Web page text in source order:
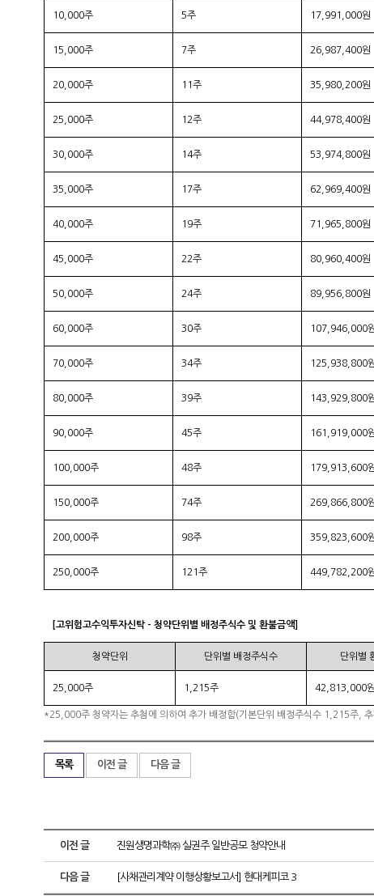
10,000주 5주 17,991,000원
15,000주 7주 26,987,400원
20,000주 11주 35,980,200원
25,000주 12주 44,978,400원
30,000주 14주 53,974,800원
35,000주 17주 62,969,400원
40,000주 19주 71,965,800원
45,000주 22주 80,960,400원
50,000주 24주 89,956,800원
60,000주 30주 107,946,000원
70,000주 34주 125,938,800원
80,000주 39주 143,929,800원
90,000주 45주 161,919,000원
100,000주 48주 179,913,600원
150,000주 74주 269,866,800원
200,000주 98주 359,823,600원
250,000주 121주 449,782,200원
[고위험고수익투자신탁 - 청약단위별 배정주식수 및 환불금액]
청약단위 단위별 배정주식수 단위별
25,000주 1,215주 42,813,000원
*25,000주 청약자는 추첨에 의하여 추가 배정함(기본단위 배정주식수 1,215주,
목록 이전 글 다음 글
이전 글 진원생명과학㈜ 실권주 일반공모 청약안내
다음 글 [사채관리계약 이행상황보고서] 현대케피코 3